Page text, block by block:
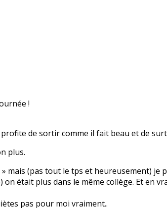
!
profite de sortir comme il fait beau et de
plus.
mais (pas tout le tps et heureusement) je
était plus dans le même collège. Et en
pas pour moi vraiment..